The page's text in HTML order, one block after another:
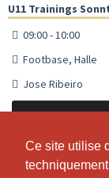
Ce site utilise
Ce site utilise
U11 Trainings
09:00 - 10:00
Footbase, Halle
Jose Ribeiro